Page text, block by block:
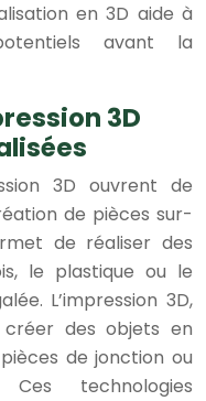
en 3D aide à
avant la
3D
3D ouvrent de
de pièces sur-
de réaliser des
le plastique ou le
L’impression 3D,
des objets en
de jonction ou
technologies